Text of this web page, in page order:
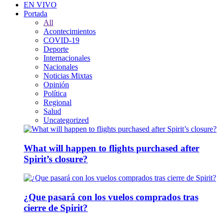
EN VIVO
Portada
All
Acontecimientos
COVID-19
Deporte
Internacionales
Nacionales
Noticias Mixtas
Opinión
Política
Regional
Salud
Uncategorized
What will happen to flights purchased after
Spirit’s closure?
¿Que pasará con los vuelos comprados tras
cierre de Spirit?